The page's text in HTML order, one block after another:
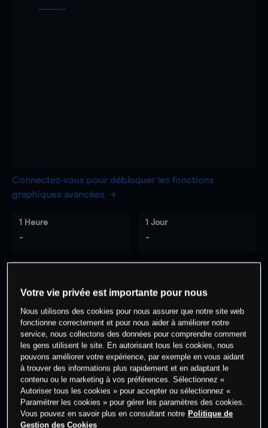
Connectez-vous pour débloquer les fonctions
graphiques avancées
1 Heure
-
1 Jour
-
- -
0% des clients ont une position àsur
cet actif
Commencez à trader
Votre vie privée est importante pour nous
Nous utilisons des cookies pour nous assurer que notre site web
fonctionne correctement et pour nous aider à améliorer notre
service, nous collectons des données pour comprendre comment
les gens utilisent le site. En autorisant tous les cookies, nous
pouvons améliorer votre expérience, par exemple en vous aidant
à trouver des informations plus rapidement et en adaptant le
contenu ou le marketing à vos préférences. Sélectionnez «
Autoriser tous les cookies » pour accepter ou sélectionnez «
Paramétrer les cookies » pour gérer les paramètres des cookies.
Vous pouvez en savoir plus en consultant notre Politique de
Gestion des Cookies